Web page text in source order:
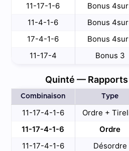
11-17-1-6
Bonus
11-4-1-6
Bonus
17-4-1-6
Bonus
11-17-4
Bonus 3
Quinté —
Combinaison Type
11-17-4-1-6 Ordre +
11-17-4-1-6
Ordre
11-17-4-1-6
Désordre